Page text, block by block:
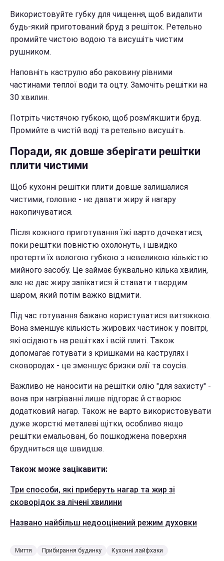
Використовуйте губку для чищення, щоб видалити
будь-який приготований бруд з решіток. Ретельно
промийте чистою водою та висушіть чистим
рушником.
Наповніть каструлю або раковину рівними
частинами теплої води та оцту. Замочіть решітки на
30 хвилин.
Потріть чистячою губкою, щоб розм’якшити бруд.
Промийте в чистій воді та ретельно висушіть.
Поради, як довше зберігати решітки
плити чистими
Щоб кухонні решітки плити довше залишалися
чистими, головне - не давати жиру й нагару
накопичуватися.
Після кожного приготування їжі варто дочекатися,
поки решітки повністю охолонуть, і швидко
протерти їх вологою губкою з невеликою кількістю
мийного засобу. Це займає буквально кілька хвилин,
але не дає жиру запікатися й ставати твердим
шаром, який потім важко відмити.
Під час готування бажано користуватися витяжкою.
Вона зменшує кількість жирових частинок у повітрі,
які осідають на решітках і всій плиті. Також
допомагає готувати з кришками на каструлях і
сковородах - це зменшує бризки олії та соусів.
Важливо не наносити на решітки олію "для захисту" -
вона при нагріванні лише підгорає й створює
додатковий нагар. Також не варто використовувати
дуже жорсткі металеві щітки, особливо якщо
решітки емальовані, бо пошкоджена поверхня
брудниться ще швидше.
Також може зацікавити:
Три способи, які приберуть нагар та жир зі
сковорідок за лічені хвилини
Названо найбільш недооцінений режим духовки
Миття Прибирання будинку Кухонні лайфхаки